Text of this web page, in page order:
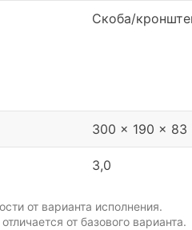
Скоба/
300 x 190 x 83
3,0
от варианта исполнения.
от базового варианта.